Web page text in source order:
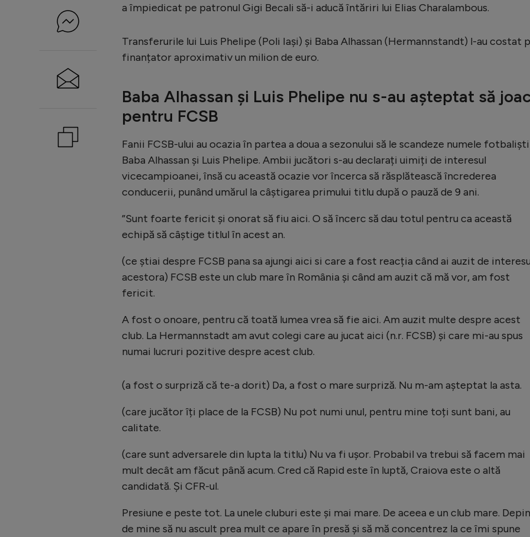
a împiedicat pe patronul Gigi Becali să-i aducă întăriri lui Elias Charalambous.
Transferurile lui Luis Phelipe (Poli Iași) și Baba Alhassan (Hermannstandt) l-au costat
finanțator aproximativ un milion de euro.
Baba Alhassan și Luis Phelipe nu s-au așteptat să
pentru FCSB
Fanii FCSB-ului au ocazia în partea a doua a sezonului să le scandeze numele
Baba Alhassan și Luis Phelipe. Ambii jucători s-au declarați uimiți de interesul
vicecampioanei, însă cu această ocazie vor încerca să răsplătească încrederea
conducerii, punând umărul la câștigarea primului titlu după o pauză de 9 ani.
”Sunt foarte fericit și onorat să fiu aici. O să încerc să dau totul pentru ca această
echipă să câștige titlul în acest an.
(ce știai despre FCSB pana sa ajungi aici si care a fost reacția când ai auzit de
acestora) FCSB este un club mare în România și când am auzit că mă vor, am fost
fericit.
A fost o onoare, pentru că toată lumea vrea să fie aici. Am auzit multe despre acest
club. La Hermannstadt am avut colegi care au jucat aici (n.r. FCSB) și care mi-au spus
numai lucruri pozitive despre acest club.
(a fost o surpriză că te-a dorit) Da, a fost o mare surpriză. Nu m-am așteptat la asta.
(care jucător îți place de la FCSB) Nu pot numi unul, pentru mine toți sunt bani, au
calitate.
(care sunt adversarele din lupta la titlu) Nu va fi ușor. Probabil va trebui să facem mai
mult decât am făcut până acum. Cred că Rapid este în luptă, Craiova este o altă
candidată. Și CFR-ul.
Presiune e peste tot. La unele cluburi este și mai mare. De aceea e un club mare.
de mine să nu ascult prea mult ce apare în presă și să mă concentrez la ce îmi spune